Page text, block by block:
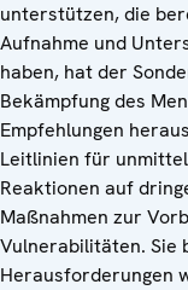
unterstützen, die
Aufnahme und
haben, hat der
Bekämpfung des
Empfehlungen
Leitlinien für
Reaktionen auf
Maßnahmen zur
Vulnerabilitäten. Sie
Herausforderungen